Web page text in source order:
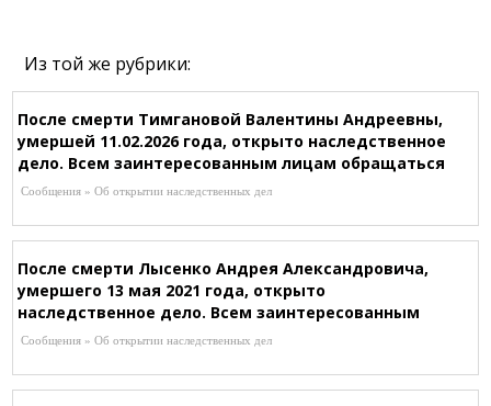
Из той же рубрики:
После смерти Тимгановой Валентины Андреевны,
умершей 11.02.2026 года, открыто наследственное
дело. Всем заинтересованным лицам обращаться
к нотариусу Ибышовой Р.Т. по адресу: г.Караганда,
Сообщения » Об открытии наследственных дел
После смерти Лысенко Андрея Александровича,
умершего 13 мая 2021 года, открыто
наследственное дело. Всем заинтересованным
лицам обращаться к нотариусу Косминой И.В.
г.Караганда, Лободы, 14, Т. 8-701-795-61-22
Сообщения » Об открытии наследственных дел